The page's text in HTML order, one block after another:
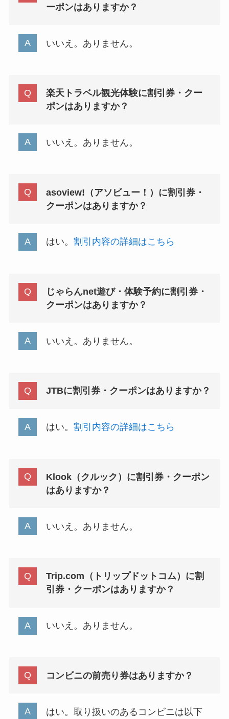
ーポンはありますか？
いいえ。ありません。
楽天トラベル観光体験に割引券・クー
ポンはありますか？
いいえ。ありません。
asoview!（アソビュー！）に割引券・
クーポンはありますか？
はい。 割引内容の詳細はこちら
じゃらんnet遊び・体験予約に割引券・
クーポンはありますか？
いいえ。ありません。
JTBに割引券・クーポンはありますか？
はい。 割引内容の詳細はこちら
Klook（クルック）に割引券・クーポン
はありますか？
いいえ。ありません。
Trip.com（トリップドットコム）に割
引券・クーポンはありますか？
いいえ。ありません。
コンビニの前売り券はありますか？
はい。取り扱いのあるコンビニは以下